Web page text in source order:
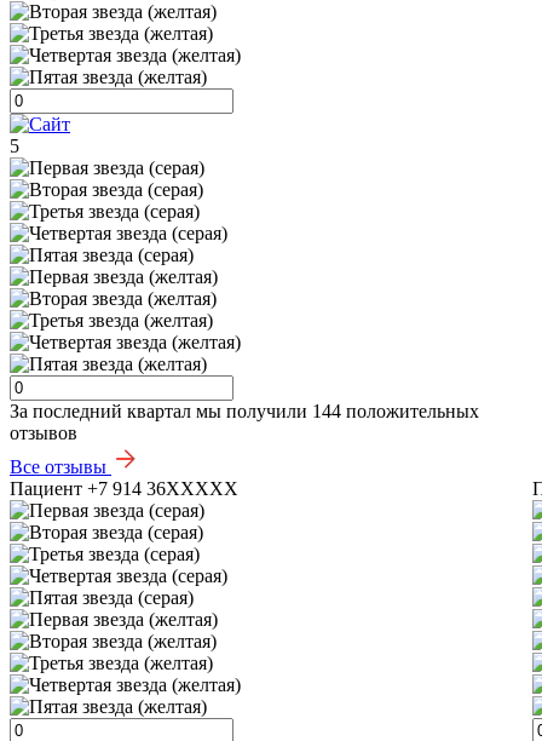
5
За последний квартал мы получили 144 положительных
отзывов
Все отзывы
Пациент +7 914 36XXXXX